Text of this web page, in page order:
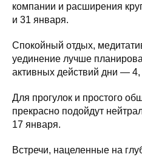
компании и расширения
и 31 января.
Спокойный отдых,
уединение лучше
активных действий дни — 4,
Для прогулок и простого
прекрасно подойдут
17 января.
Встречи, нацеленные на